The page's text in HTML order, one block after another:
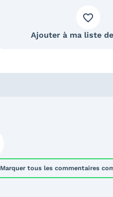
Ajouter à ma liste
Marquer tous les commentaires